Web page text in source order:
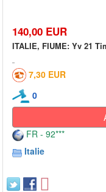
140,00 EUR
ITALIE, FIUME: Yv 21
7,30 EUR
0
FR - 92***
Italie